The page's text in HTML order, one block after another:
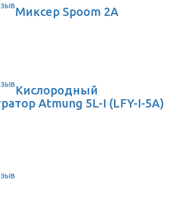
Миксер Spoom 2A
Кислородный
Atmung 5L-I (LFY-I-5A)